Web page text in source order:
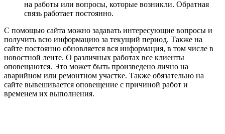
на работы или вопросы, которые возникли. Обратная
связь работает постоянно.
С помощью сайта можно задавать интересующие вопросы и
получить всю информацию за текущий период. Также на
сайте постоянно обновляется вся информация, в том числе в
новостной ленте. О различных работах все клиенты
оповещаются. Это может быть произведено лично на
аварийном или ремонтном участке. Также обязательно на
сайте вывешивается оповещение с причиной работ и
временем их выполнения.